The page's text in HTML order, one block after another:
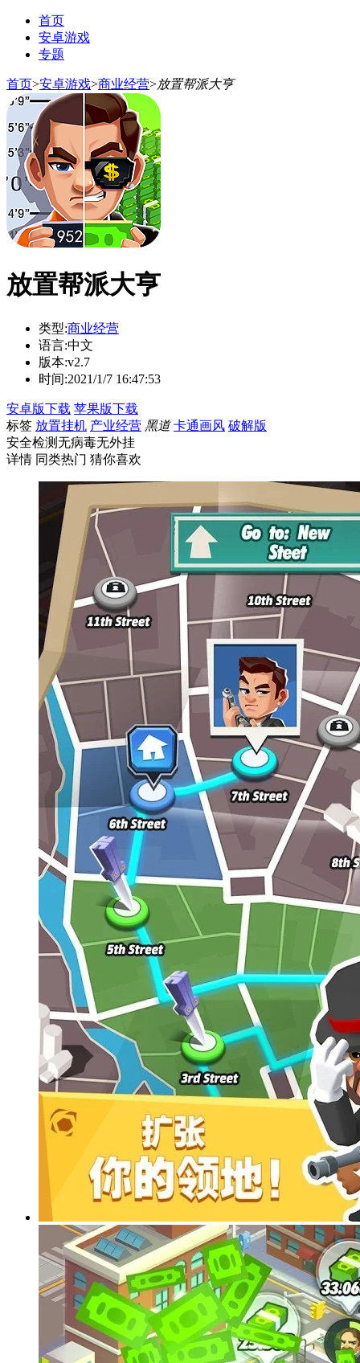
首页
安卓游戏
专题
首页>安卓游戏>商业经营>放置帮派大亨
放置帮派大亨
类型:商业经营
语言:中文
版本:v2.7
时间:2021/1/7 16:47:53
安卓版下载 苹果版下载
标签 放置挂机 产业经营 黑道 卡通画风 破解版
安全检测无病毒无外挂
详情 同类热门 猜你喜欢